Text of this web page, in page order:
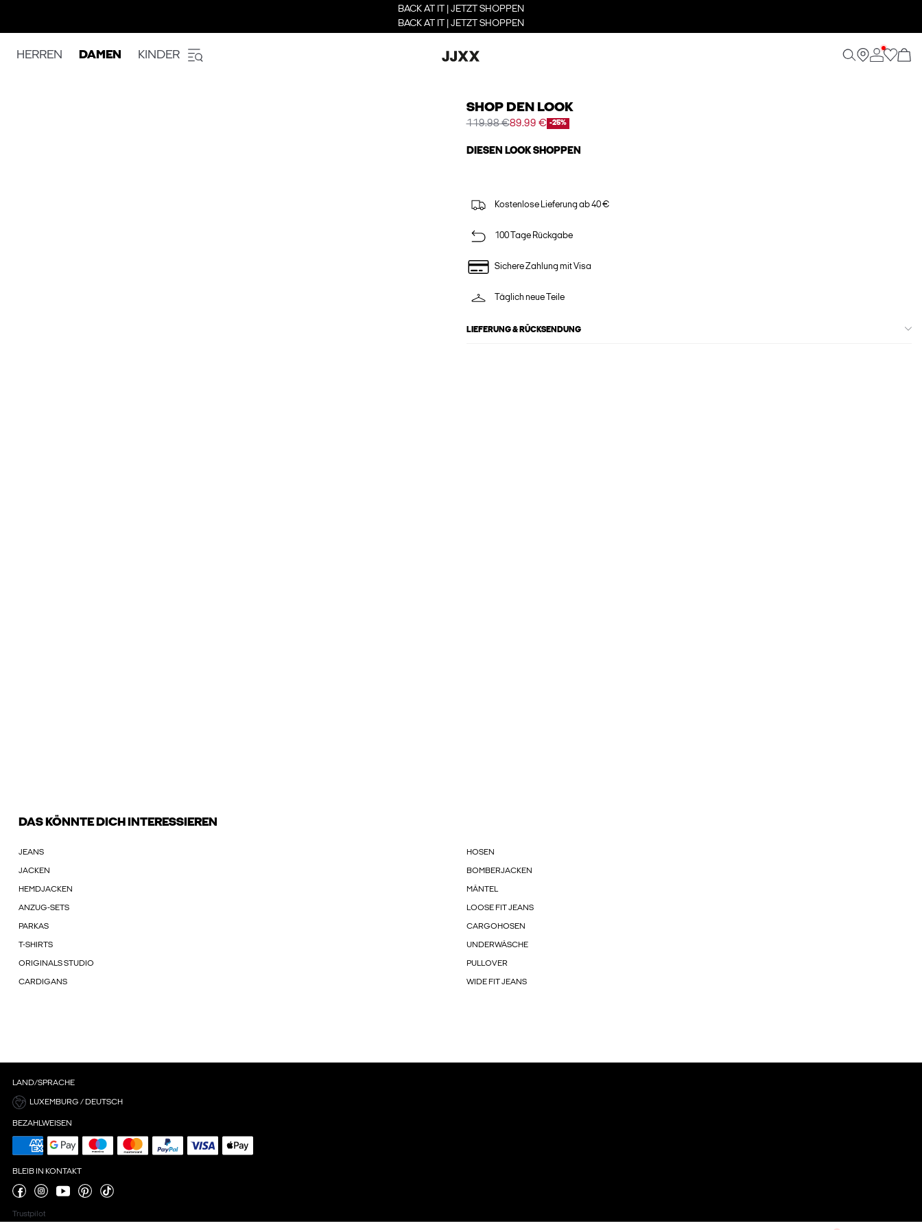
BACK AT IT | JETZT SHOPPEN
BACK AT IT | JETZT SHOPPEN
HERREN DAMEN KINDER
SHOP DEN LOOK
119.98 €89.99 € -25%
DIESEN LOOK SHOPPEN
Kostenlose Lieferung ab 40 €
100 Tage Rückgabe
Sichere Zahlung mit Visa
Täglich neue Teile
LIEFERUNG & RÜCKSENDUNG
DAS KÖNNTE DICH INTERESSIEREN
JEANS HOSEN
JACKEN BOMBERJACKEN
HEMDJACKEN MÄNTEL
ANZUG-SETS LOOSE FIT JEANS
PARKAS CARGOHOSEN
T-SHIRTS UNDERWÄSCHE
ORIGINALS STUDIO PULLOVER
CARDIGANS WIDE FIT JEANS
LAND/SPRACHE
LUXEMBURG / DEUTSCH
BEZAHLWEISEN
BLEIB IN KONTAKT
Trustpilot